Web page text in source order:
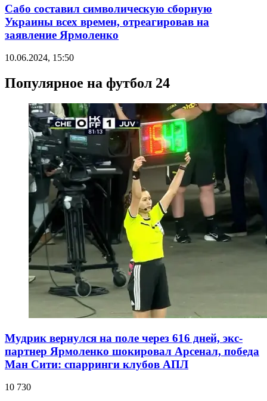
Сабо составил символическую сборную
Украины всех времен, отреагировав на
заявление Ярмоленко
10.06.2024, 15:50
Популярное на футбол 24
Мудрик вернулся на поле через 616 дней, экс-
партнер Ярмоленко шокировал Арсенал, победа
Ман Сити: спарринги клубов АПЛ
10 730